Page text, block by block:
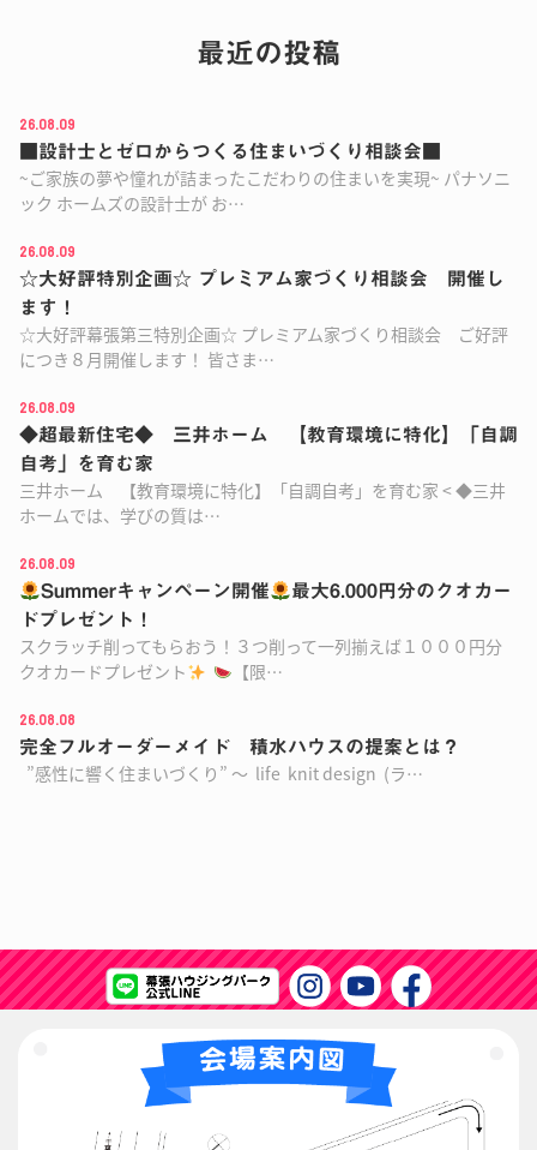
最近の投稿
26.08.09
■設計士とゼロからつくる住まいづくり相談会■
~ご家族の夢や憧れが詰まったこだわりの住まいを実現~ パナソニ
ック ホームズの設計士が お…
26.08.09
☆大好評特別企画☆ プレミアム家づくり相談会 開催し
ます！
☆大好評幕張第三特別企画☆ プレミアム家づくり相談会 ご好評
につき８月開催します！ 皆さま…
26.08.09
◆超最新住宅◆ 三井ホーム 【教育環境に特化】「自調
自考」を育む家
三井ホーム 【教育環境に特化】「自調自考」を育む家 < ◆三井
ホームでは、学びの質は…
26.08.09
Summerキャンペーン開催
最大6.000円分のクオカー
ドプレゼント！
スクラッチ削ってもらおう！３つ削って一列揃えば１０００円分
クオカードプレゼント
【限…
26.08.08
完全フルオーダーメイド 積水ハウスの提案とは？
”感性に響く住まいづくり” ～ life knit design (ラ…